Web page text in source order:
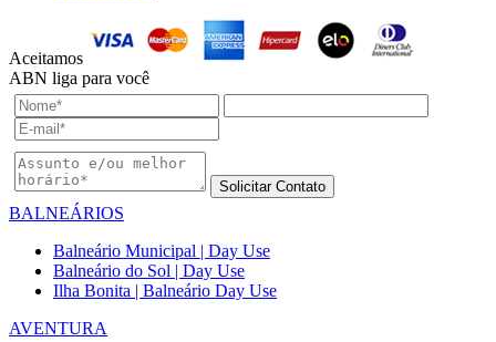
Aceitamos
ABN liga para você
Solicitar Contato
BALNEÁRIOS
Balneário Municipal | Day Use
Balneário do Sol | Day Use
Ilha Bonita | Balneário Day Use
AVENTURA